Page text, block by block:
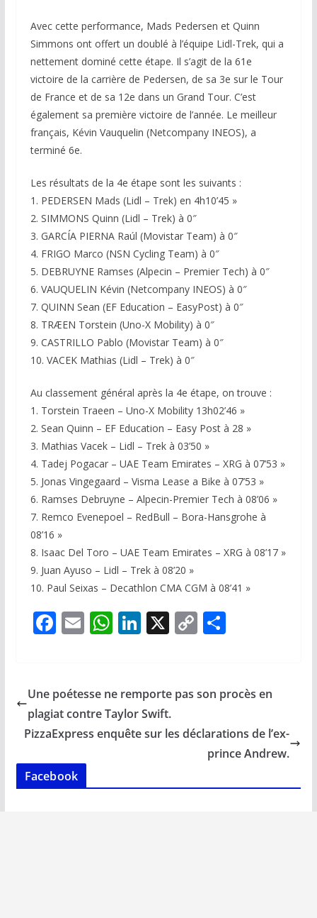
Avec cette performance, Mads Pedersen et Quinn
Simmons ont offert un doublé à l’équipe Lidl-Trek, qui a
nettement dominé cette étape. Il s’agit de la 61e
victoire de la carrière de Pedersen, de sa 3e sur le Tour
de France et de sa 12e dans un Grand Tour. C’est
également sa première victoire de l’année. Le meilleur
français, Kévin Vauquelin (Netcompany INEOS), a
terminé 6e.
Les résultats de la 4e étape sont les suivants :
1. PEDERSEN Mads (Lidl – Trek) en 4h10’45 »
2. SIMMONS Quinn (Lidl – Trek) à 0″
3. GARCÍA PIERNA Raúl (Movistar Team) à 0″
4. FRIGO Marco (NSN Cycling Team) à 0″
5. DEBRUYNE Ramses (Alpecin – Premier Tech) à 0″
6. VAUQUELIN Kévin (Netcompany INEOS) à 0″
7. QUINN Sean (EF Education – EasyPost) à 0″
8. TRÆEN Torstein (Uno-X Mobility) à 0″
9. CASTRILLO Pablo (Movistar Team) à 0″
10. VACEK Mathias (Lidl – Trek) à 0″
Au classement général après la 4e étape, on trouve :
1. Torstein Traeen – Uno-X Mobility 13h02’46 »
2. Sean Quinn – EF Education – Easy Post à 28 »
3. Mathias Vacek – Lidl – Trek à 03’50 »
4. Tadej Pogacar – UAE Team Emirates – XRG à 07’53 »
5. Jonas Vingegaard – Visma Lease a Bike à 07’53 »
6. Ramses Debruyne – Alpecin-Premier Tech à 08’06 »
7. Remco Evenepoel – RedBull – Bora-Hansgrohe à
08’16 »
8. Isaac Del Toro – UAE Team Emirates – XRG à 08’17 »
9. Juan Ayuso – Lidl – Trek à 08’20 »
10. Paul Seixas – Decathlon CMA CGM à 08’41 »
F
b
o
o
k
E
l
W
s
A
p
Li
e
dI
n
X C
y
n
k
P
g
Une poétesse ne remporte pas son procès en
plagiat contre Taylor Swift.
PizzaExpress enquête sur les déclarations de l’ex-
prince Andrew.
Facebook